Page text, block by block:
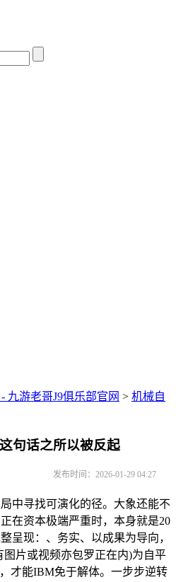
九游老哥J9俱乐部官网 > 机械自
句话之所以被反起
发布时间：2026-01-29 04:27
寻找可演化的径。大象还能不
在资本极端严重时，本身就是20
呈现：、务实、以成果为导向，
片或视频亦包罗正在内)为自平
才能IBM免于解体。一步步逆转